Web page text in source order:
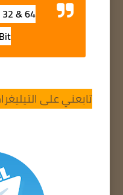
& 64
Bit |كامل |
تابعني على